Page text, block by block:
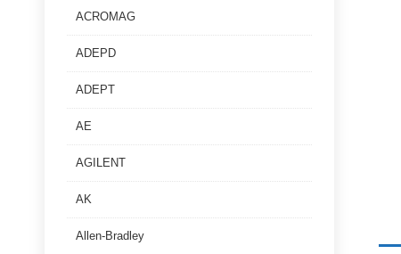
ACROMAG
ADEPD
ADEPT
AE
AGILENT
AK
Allen-Bradley